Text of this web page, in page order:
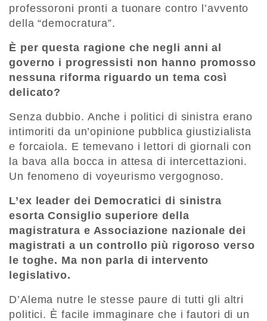
professoroni pronti a tuonare contro l’avvento
della “democratura”.
È per questa ragione che negli anni al
governo i progressisti non hanno promosso
nessuna riforma riguardo un tema così
delicato?
Senza dubbio. Anche i politici di sinistra erano
intimoriti da un’opinione pubblica giustizialista
e forcaiola. E temevano i lettori di giornali con
la bava alla bocca in attesa di intercettazioni.
Un fenomeno di voyeurismo vergognoso.
L’ex leader dei Democratici di sinistra
esorta Consiglio superiore della
magistratura e Associazione nazionale dei
magistrati a un controllo più rigoroso verso
le toghe. Ma non parla di intervento
legislativo.
D’Alema nutre le stesse paure di tutti gli altri
politici. È facile immaginare che i fautori di un